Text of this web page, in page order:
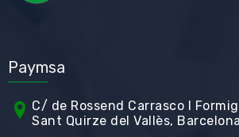
Paymsa
C/ de Rossend Carrasco I
Sant Quirze del Vallès, Barcelona